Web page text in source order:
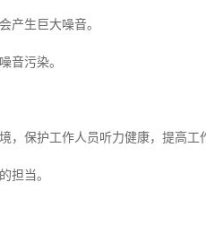
产生巨大噪音。
音污染。
，保护工作人员听力健康，提高工
担当。